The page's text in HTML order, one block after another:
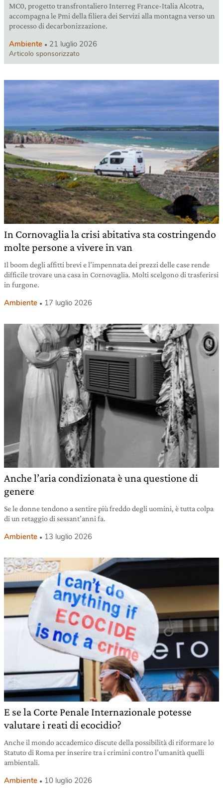
MC0, progetto transfrontaliero Interreg France-Italia Alcotra,
accompagna le Pmi della filiera dei Servizi alla montagna verso un
processo di decarbonizzazione.
Ambiente 21 luglio 2026
Articolo sponsorizzato
In Cornovaglia la crisi abitativa sta costringendo
molte persone a vivere in van
Il boom degli affitti brevi e l’impennata dei prezzi delle case rende
difficile trovare una casa in Cornovaglia. Molti scelgono di trasferirsi
in furgone.
Ambiente 17 luglio 2026
Anche l’aria condizionata è una questione di
genere
Se le donne tendono a sentire più freddo degli uomini, è tutta colpa
di un retaggio di sessant’anni fa.
Ambiente 13 luglio 2026
E se la Corte Penale Internazionale potesse
valutare i reati di ecocidio?
Anche il mondo accademico discute della possibilità di riformare lo
Statuto di Roma per inserire tra i crimini contro l’umanità quelli
ambientali.
Ambiente 10 luglio 2026